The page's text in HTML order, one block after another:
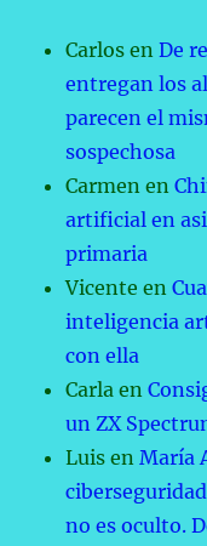
Carlos enDe
entregan los
parecen el
sospechosa
Carmen en
artificial en
primaria
Vicente en
inteligencia
con ella
Carla en
un ZX
Luis enMaría
no es oculto.